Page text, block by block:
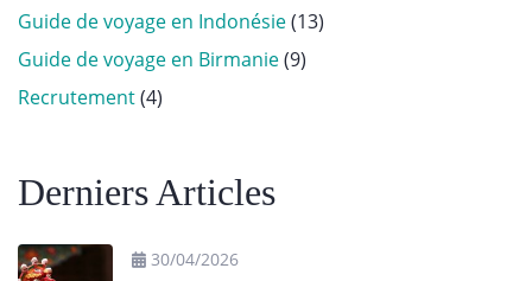
Guide de voyage en Indonésie(13)
Guide de voyage en Birmanie(9)
Recrutement(4)
Derniers Articles
30/04/2026